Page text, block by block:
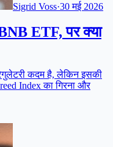
Sigrid Voss·30 मई 2026
ETF, पर क्या
कदम है, लेकिन इसकी
Index का गिरना और